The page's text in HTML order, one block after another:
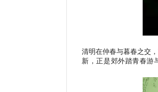
清明在仲春与暮春之交，
新，正是郊外踏青春游